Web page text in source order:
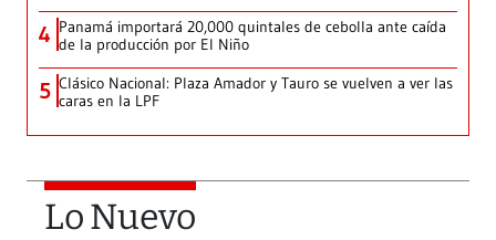
4 Panamá importará 20,000 quintales de cebolla ante caída
de la producción por El Niño
5 Clásico Nacional: Plaza Amador y Tauro se vuelven a ver las
caras en la LPF
Lo Nuevo